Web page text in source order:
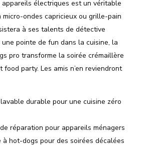
électriques est un véritable
micro-ondes capricieux ou grille-pain
à ses talents de détective
pointe de fun dans la cuisine, la
pro transforme la soirée crémaillère
party. Les amis n’en reviendront
durable pour une cuisine zéro
réparation pour appareils ménagers
à hot-dogs pour des soirées décalées